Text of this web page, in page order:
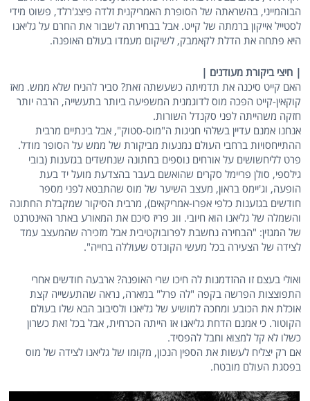
הבוהמייני, בהשראתה של הסופרת האמריקנית זלדה פיצג'רלד, פשוט מידי
לסטייל אייקון ברמתה של קייט. אבל בבחירתה לשבור את החרם על גליאנו
היא פתחה את הדלת לקאמבק, לשיקום מעמדו בעולם האופנה.
| חיצי ביקורת מעודנים |
האם קייט סיכנה את תדמיתה כשעשתה זאת? סביר להניח שלא ממש. מאז
קוקאין-קייט הפכה מוס לדוגמנית המשפיעה ביותר בתעשייה, הרבה יותר
חזקה משהייתה לפני סקנדל השורות.
אנחנו אמנם עדיין בשלהי חגיגות ה"מוס-סטוק", אבל בינתיים מרבית
ההתייחסויות ברחבי העולם נמנעות מביקורת של ממש על הסופר מודל.
פרט לליחשושים על אורחים נוספים בחתונה שנחשדים בגזענות (בובי
גילספי, סולן פריימל סקרים שהואשם בעבר בהצדעת מועל יד בעת
הופעה, וג'יימס בראון, מעצב השיער של מוס שהתבטא לפני מספר
חודשים בגזענות כלפי אפרו-אמריקאים), מרבית הסיקור שמקבלת החתונה
והשמלה של גליאנו הוא חיובי. ווג פריז סיכם את המאורע באתר האינטרנט
של המגזין: "הבחירה נחשבת לפרובוקטיבית אבל מזכירה שהמעצב עמד
לצידה של הצעירה בכל מעשי הקונדס שעוללה בחייה".
ואולי בעצם זו ההזדמנות לה חיכו שרי האופנה? ארבעה חודשים אחרי
התפוצצות הפרשה בקפה "לה פרל" במארה, נראה שהתעשייה קצת
אוכלת את הכובע ומחכה למושיע של גליאנו ולסיבוב הבא שלו בעולם
הקוטור. כי אמנם הדחת גליאנו אז הייתה הכרחית, אבל בכל זאת כשרון
כשלו לא קל למצוא וחבל להפסיד.
אם רק יצליח לעשות את הספין הנכון, מקומו של גליאנו לצידה של מוס
בפסגת העולם מובטח.